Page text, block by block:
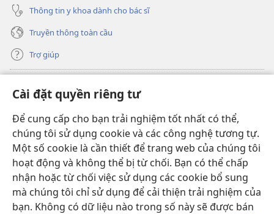
Cài đặt quyền riêng tư
Để cung cấp cho bạn trải nghiệm tốt nhất có thể,
chúng tôi sử dụng cookie và các công nghệ tương tự.
Một số cookie là cần thiết để trang web của chúng tôi
hoạt động và không thể bị từ chối. Bạn có thể chấp
nhận hoặc từ chối việc sử dụng các cookie bổ sung
mà chúng tôi chỉ sử dụng để cải thiện trải nghiệm của
bạn. Không có dữ liệu nào trong số này sẽ được bán
Thông tin y khoa dành cho bác sĩ
Truyền thông toàn cầu
Trợ giúp
(mở
cửa
sổ
mới)
THƯ VIỆN TRỰC TUYẾN Tháp Canh
(mở
cửa
sổ
mới)
JW Hub ®
(mở
cửa
sổ
mới)
JW Library
Thư viện Tháp Canh